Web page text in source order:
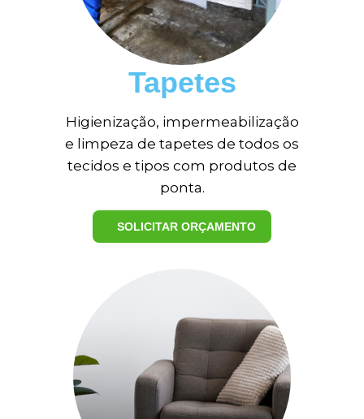
Tapetes
Higienização, impermeabilização
e limpeza de tapetes de todos os
tecidos e tipos com produtos de
ponta.
SOLICITAR ORÇAMENTO